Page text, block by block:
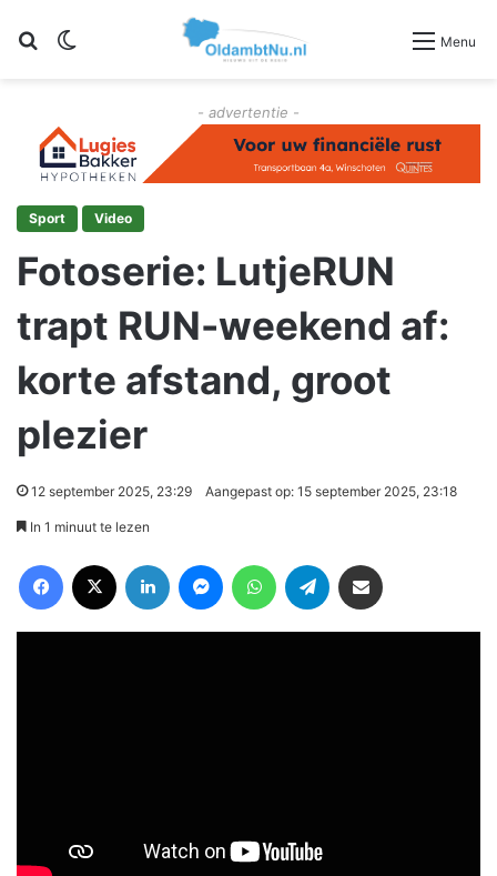
Zoeken Menu
- advertentie -
Sport Video
Fotoserie: LutjeRUN
trapt RUN-weekend af:
korte afstand, groot
plezier
12 september 2025, 23:29 Aangepast op: 15 september 2025, 23:18
In 1 minuut te lezen